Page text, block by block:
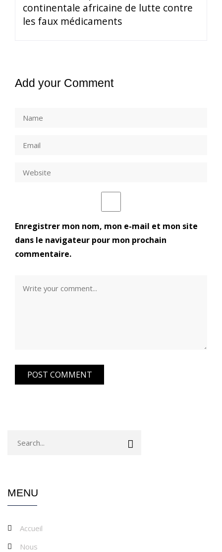
continentale africaine de lutte contre
les faux médicaments
Add your Comment
Enregistrer mon nom, mon e-mail et mon site
dans le navigateur pour mon prochain
commentaire.
MENU
Accueil
Nous